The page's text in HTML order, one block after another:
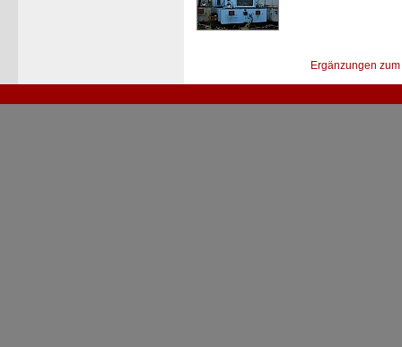
Ergänzungen